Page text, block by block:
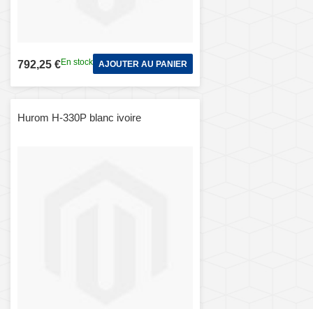
792,25 €En stock AJOUTER AU PANIER
Hurom H-330P blanc ivoire